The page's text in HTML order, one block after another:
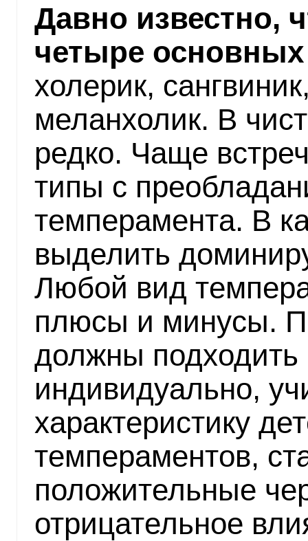
Давно известно,
четыре
холерик,
меланхолик. В
редко. Чаще
типы с
темперамента. В
выделить
Любой вид
плюсы и минусы.
должны подходить
индивидуально,
характеристику
темпераментов,
положительные
отрицательное